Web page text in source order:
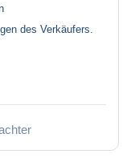
des Verkäufers